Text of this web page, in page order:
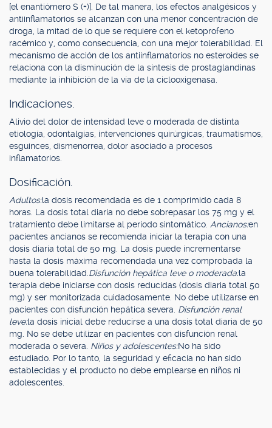
[el enantiómero S (+)]. De tal manera, los efectos analgésicos y
antiinflamatorios se alcanzan con una menor concentración de
droga, la mitad de lo que se requiere con el ketoprofeno
racémico y, como consecuencia, con una mejor tolerabilidad. El
mecanismo de acción de los antiinflamatorios no esteroides se
relaciona con la disminución de la síntesis de prostaglandinas
mediante la inhibición de la vía de la ciclooxigenasa.
Indicaciones.
Alivio del dolor de intensidad leve o moderada de distinta
etiología, odontalgias, intervenciones quirúrgicas, traumatismos,
esguinces, dismenorrea, dolor asociado a procesos
inflamatorios.
Dosificación.
Adultos:la dosis recomendada es de 1 comprimido cada 8
horas. La dosis total diaria no debe sobrepasar los 75 mg y el
tratamiento debe limitarse al período sintomático. Ancianos:en
pacientes ancianos se recomienda iniciar la terapia con una
dosis diaria total de 50 mg. La dosis puede incrementarse
hasta la dosis máxima recomendada una vez comprobada la
buena tolerabilidad. Disfunción hepática leve o moderada:la
terapia debe iniciarse con dosis reducidas (dosis diaria total 50
mg) y ser monitorizada cuidadosamente. No debe utilizarse en
pacientes con disfunción hepática severa. Disfunción renal
leve:la dosis inicial debe reducirse a una dosis total diaria de 50
mg. No se debe utilizar en pacientes con disfunción renal
moderada o severa. Niños y adolescentes:No ha sido
estudiado. Por lo tanto, la seguridad y eficacia no han sido
establecidas y el producto no debe emplearse en niños ni
adolescentes.